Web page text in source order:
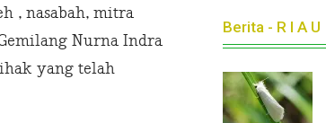
, nasabah, mitra
Nurna Indra
yang telah
Berita - R I A U